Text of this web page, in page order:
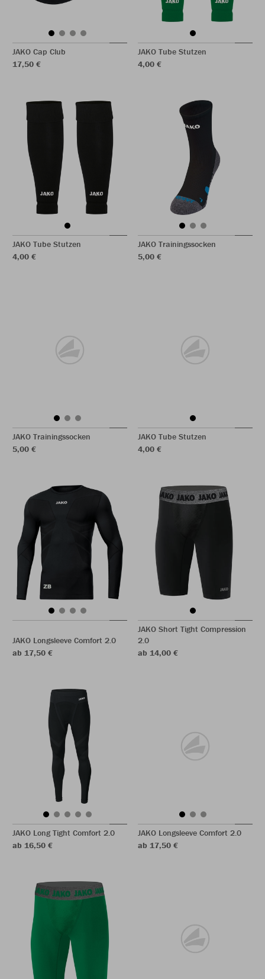
JAKO Cap Club
17,50 €
JAKO Tube Stutzen
4,00 €
JAKO Tube Stutzen
4,00 €
JAKO Trainingssocken
5,00 €
JAKO Trainingssocken
5,00 €
JAKO Tube Stutzen
4,00 €
JAKO Longsleeve Comfort 2.0
ab 17,50 €
JAKO Short Tight Compression
2.0
ab 14,00 €
JAKO Long Tight Comfort 2.0
ab 16,50 €
JAKO Longsleeve Comfort 2.0
ab 17,50 €